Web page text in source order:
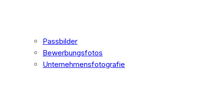
Passbilder
Bewerbungsfotos
Unternehmensfotografie